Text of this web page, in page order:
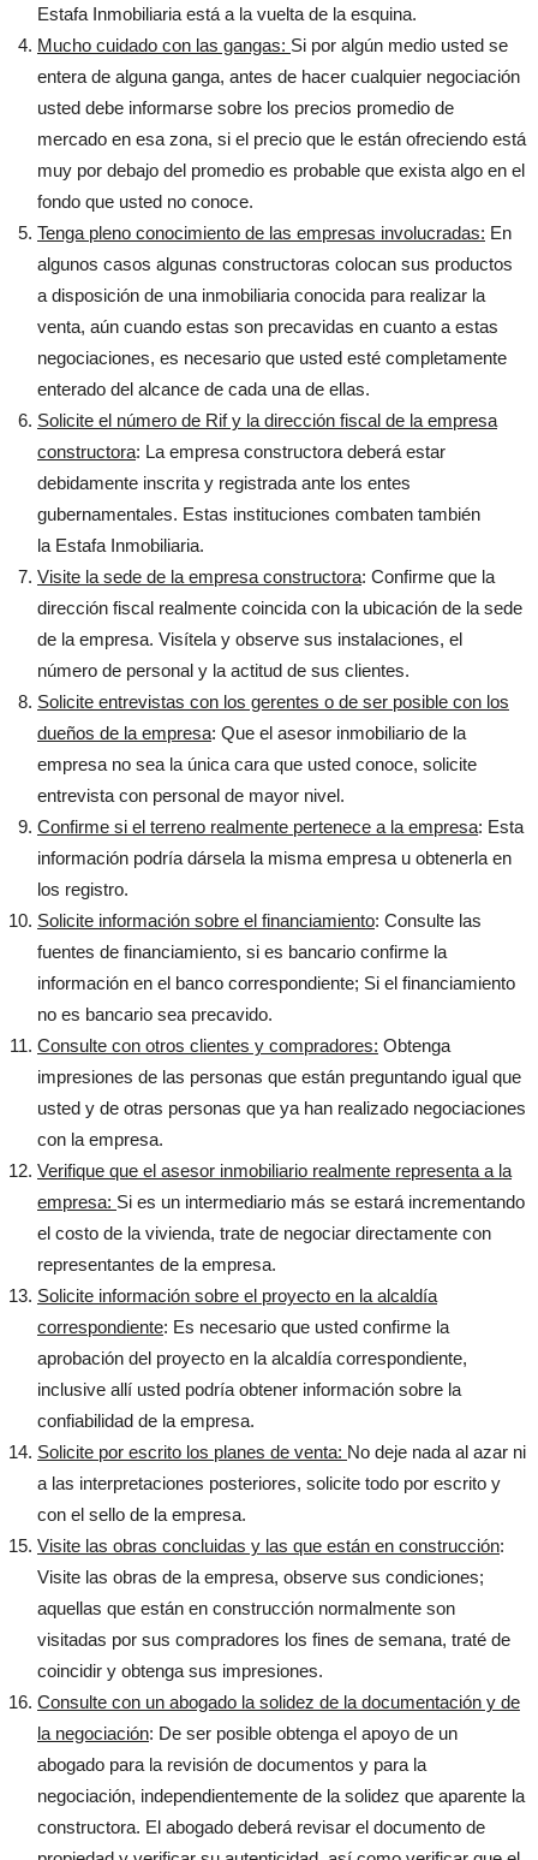
Estafa Inmobiliaria está a la vuelta de la esquina.
Mucho cuidado con las gangas: Si por algún medio usted se
entera de alguna ganga, antes de hacer cualquier negociación
usted debe informarse sobre los precios promedio de
mercado en esa zona, si el precio que le están ofreciendo está
muy por debajo del promedio es probable que exista algo en el
fondo que usted no conoce.
Tenga pleno conocimiento de las empresas involucradas: En
algunos casos algunas constructoras colocan sus productos
a disposición de una inmobiliaria conocida para realizar la
venta, aún cuando estas son precavidas en cuanto a estas
negociaciones, es necesario que usted esté completamente
enterado del alcance de cada una de ellas.
Solicite el número de Rif y la dirección fiscal de la empresa
constructora: La empresa constructora deberá estar
debidamente inscrita y registrada ante los entes
gubernamentales. Estas instituciones combaten también
la Estafa Inmobiliaria.
Visite la sede de la empresa constructora: Confirme que la
dirección fiscal realmente coincida con la ubicación de la sede
de la empresa. Visítela y observe sus instalaciones, el
número de personal y la actitud de sus clientes.
Solicite entrevistas con los gerentes o de ser posible con los
dueños de la empresa: Que el asesor inmobiliario de la
empresa no sea la única cara que usted conoce, solicite
entrevista con personal de mayor nivel.
Confirme si el terreno realmente pertenece a la empresa: Esta
información podría dársela la misma empresa u obtenerla en
los registro.
Solicite información sobre el financiamiento: Consulte las
fuentes de financiamiento, si es bancario confirme la
información en el banco correspondiente; Si el financiamiento
no es bancario sea precavido.
Consulte con otros clientes y compradores: Obtenga
impresiones de las personas que están preguntando igual que
usted y de otras personas que ya han realizado negociaciones
con la empresa.
Verifique que el asesor inmobiliario realmente representa a la
empresa: Si es un intermediario más se estará incrementando
el costo de la vivienda, trate de negociar directamente con
representantes de la empresa.
Solicite información sobre el proyecto en la alcaldía
correspondiente: Es necesario que usted confirme la
aprobación del proyecto en la alcaldía correspondiente,
inclusive allí usted podría obtener información sobre la
confiabilidad de la empresa.
Solicite por escrito los planes de venta: No deje nada al azar ni
a las interpretaciones posteriores, solicite todo por escrito y
con el sello de la empresa.
Visite las obras concluidas y las que están en construcción:
Visite las obras de la empresa, observe sus condiciones;
aquellas que están en construcción normalmente son
visitadas por sus compradores los fines de semana, traté de
coincidir y obtenga sus impresiones.
Consulte con un abogado la solidez de la documentación y de
la negociación: De ser posible obtenga el apoyo de un
abogado para la revisión de documentos y para la
negociación, independientemente de la solidez que aparente la
constructora. El abogado deberá revisar el documento de